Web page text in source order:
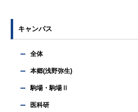
キャンパス
全体
本郷(浅野弥生)
駒場・駒場Ⅱ
医科研